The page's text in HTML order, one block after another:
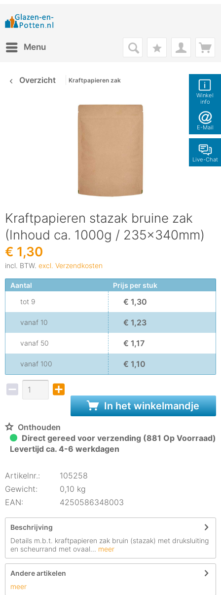
Winkel
info
E-Mail
Live-Chat
Menu
Overzicht Kraftpapieren zak
Kraftpapieren stazak bruine zak
(Inhoud ca. 1000g / 235x340mm)
€ 1,30
incl. BTW. excl. Verzendkosten
Aantal
Prijs per stuk
tot 9 € 1,30
vanaf 10 € 1,23
vanaf 50 € 1,17
vanaf 100 € 1,10
In het winkelmandje
Onthouden
Direct gereed voor verzending (881 Op Voorraad)
Levertijd ca. 4-6 werkdagen
Artikelnr.:
105258
Gewicht:
0,10 kg
EAN:
4250586348003
Beschrijving
Details m.b.t. kraftpapieren zak bruin (stazak) met druksluiting
en scheurrand met ovaal... meer
Andere artikelen
meer